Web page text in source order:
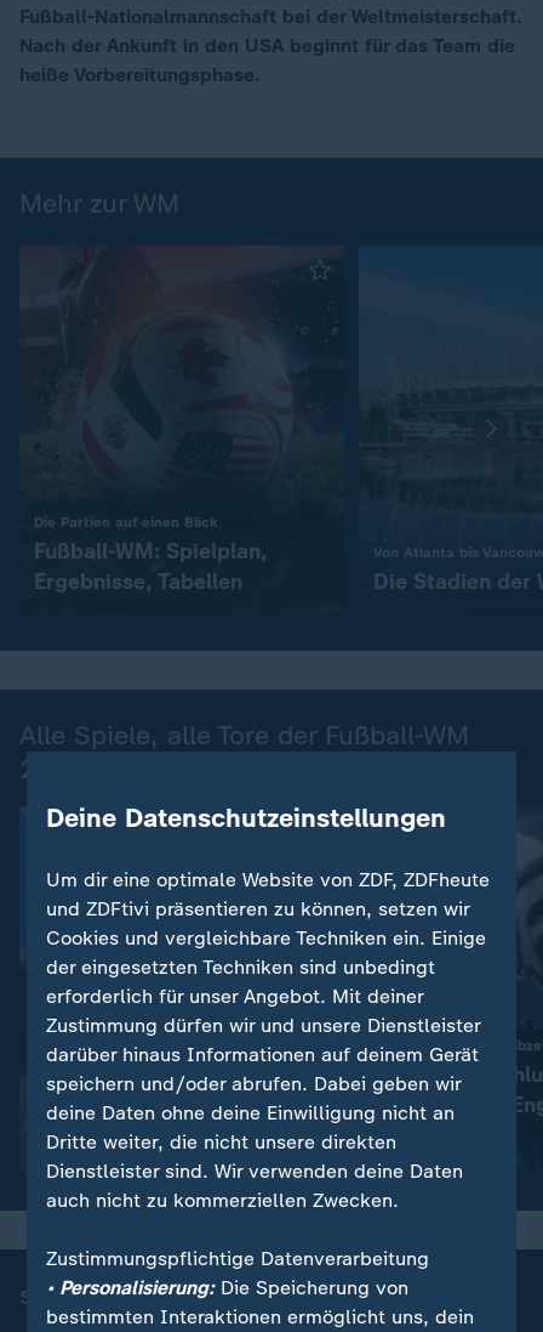
00:16
Fußball-Nationalmannschaft bei der Weltmeisterschaft.
Nach der Ankunft in den USA beginnt für das Team die
heiße Vorbereitungsphase.
Mehr zur WM
Die Partien auf einen Blick:
Fußball-WM: Spielplan,
Ergebnisse, Tabellen
Von Atlanta bis
Die Stadien der
Alle Spiele, alle Tore der Fußball-WM
2026
England legt früh los
Vollkommen verrücktes
Spiel um Platz drei
Video 13:33
Chancen erst ab
Wahnsinns-
Argentinien -
sportstudio Fußball-Dokus
Deine Datenschutzeinstellungen
Um dir eine optimale Website von ZDF, ZDFheute
und ZDFtivi präsentieren zu können, setzen wir
Cookies und vergleichbare Techniken ein. Einige
der eingesetzten Techniken sind unbedingt
erforderlich für unser Angebot. Mit deiner
Zustimmung dürfen wir und unsere Dienstleister
darüber hinaus Informationen auf deinem Gerät
speichern und/oder abrufen. Dabei geben wir
deine Daten ohne deine Einwilligung nicht an
Dritte weiter, die nicht unsere direkten
Dienstleister sind. Wir verwenden deine Daten
auch nicht zu kommerziellen Zwecken.
Zustimmungspflichtige Datenverarbeitung
• Personalisierung:Die Speicherung von
bestimmten Interaktionen ermöglicht uns, dein